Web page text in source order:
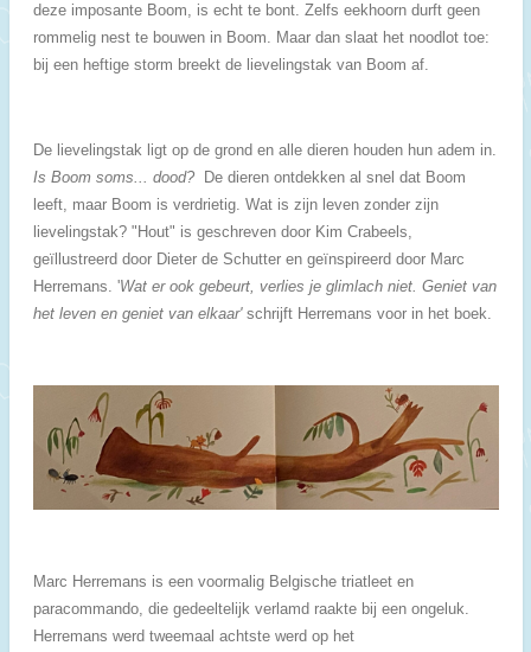
deze imposante Boom, is echt te bont. Zelfs eekhoorn durft geen
rommelig nest te bouwen in Boom. Maar dan slaat het noodlot toe:
bij een heftige storm breekt de lievelingstak van Boom af.
De lievelingstak ligt op de grond en alle dieren houden hun adem in.
Is Boom soms... dood?
De dieren ontdekken al snel dat Boom
leeft, maar Boom is verdrietig. Wat is zijn leven zonder zijn
lievelingstak? "Hout" is geschreven door Kim Crabeels,
geïllustreerd door Dieter de Schutter en geïnspireerd door Marc
Herremans. 'Wat er ook gebeurt, verlies je glimlach niet. Geniet van
het leven en geniet van elkaar' schrijft Herremans voor in het boek.
Marc Herremans is een voormalig Belgische triatleet en
paracommando, die gedeeltelijk verlamd raakte bij een ongeluk.
Herremans werd tweemaal achtste werd op het